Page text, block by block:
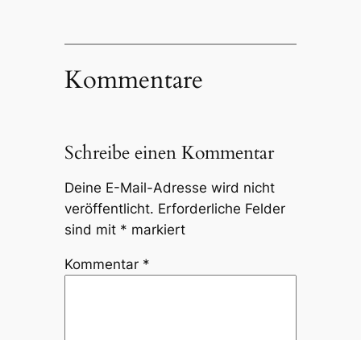
Kommentare
Schreibe einen Kommentar
Deine E-Mail-Adresse wird nicht
veröffentlicht. Erforderliche Felder
sind mit * markiert
Kommentar *